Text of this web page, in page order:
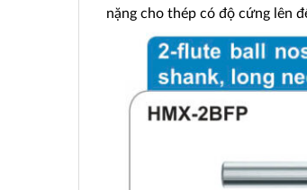
nặng cho thép có độ cứng lên